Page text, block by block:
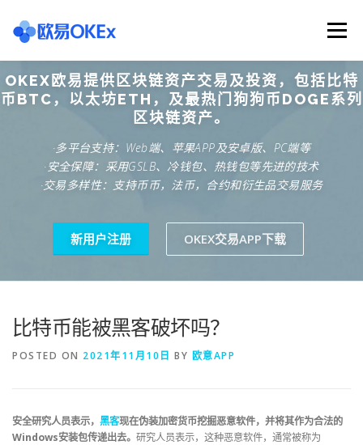
content
Menu
欧意交易所 关于欧意OKX 欧意APP下载
欧意注册网址 欧意交易下载 欧意团队
OKEX欧易提供区块链资产交易及投资，包括比特
币BTC，以太坊ETH，及最热门狗狗币DOGE系列
区块链资产。
·多平台支持：Web端、苹果APP及安卓版、PC端等
·安全保障：采用GSLB、冷钱包、热钱包等先进的技术
·交易多样性：支持币币，法币，合约和衍生品交易服务
新用户注册 OKEX交易APP下载
比特币能被黑客破坏吗？
POSTED ON 2021年11月10日 BY 欧意APP
安全研究人员表示， 黑客现在伪装加密货币挖掘恶意软件，并将其作为合法的
Windows安装包传递出去。 研究人员表示，这种恶意软件，通常被称为